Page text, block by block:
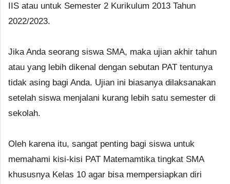
IIS atau untuk Semester 2 Kurikulum 2013 Tahun
2022/2023.
Jika Anda seorang siswa SMA, maka ujian akhir tahun
atau yang lebih dikenal dengan sebutan PAT tentunya
tidak asing bagi Anda. Ujian ini biasanya dilaksanakan
setelah siswa menjalani kurang lebih satu semester di
sekolah.
Oleh karena itu, sangat penting bagi siswa untuk
memahami kisi-kisi PAT Matemamtika tingkat SMA
khususnya Kelas 10 agar bisa mempersiapkan diri